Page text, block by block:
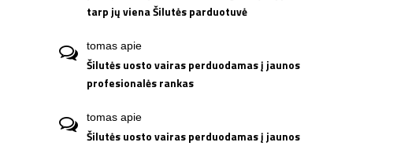
tarp jų viena Šilutės parduotuvė
tomas apie
Šilutės uosto vairas perduodamas į jaunos
profesionalės rankas
tomas apie
Šilutės uosto vairas perduodamas į jaunos